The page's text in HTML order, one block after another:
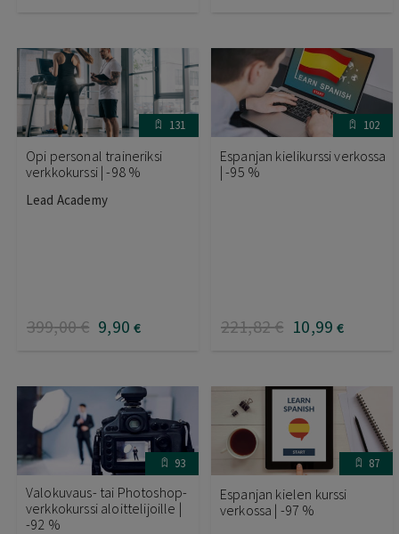
131
Opi personal traineriksi
verkkokurssi | -98 %
Lead Academy
399,00€ 9,90 €
102
Espanjan kielikurssi verkossa
| -95 %
221,82€ 10,99 €
93
Valokuvaus- tai Photoshop-
verkkokurssi aloittelijoille |
-92 %
87
Espanjan kielen kurssi
verkossa | -97 %